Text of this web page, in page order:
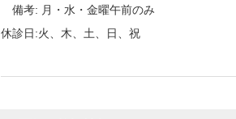
備考: 月・水・金曜午前のみ
休診日:火、木、土、日、祝